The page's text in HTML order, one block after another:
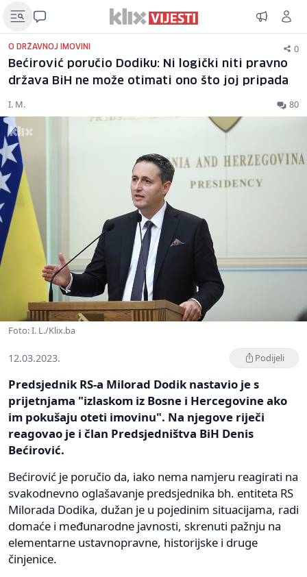
O DRŽAVNOJ IMOVINI 0
Bećirović poručio Dodiku: Ni logički niti pravno
država BiH ne može otimati ono što joj pripada
I. M. 80
Foto: I. L./Klix.ba
12.03.2023. Podijeli
Predsjednik RS-a Milorad Dodik nastavio je s
prijetnjama "izlaskom iz Bosne i Hercegovine ako
im pokušaju oteti imovinu". Na njegove riječi
reagovao je i član Predsjedništva BiH Denis
Bećirović.
Bećirović je poručio da, iako nema namjeru reagirati na
svakodnevno oglašavanje predsjednika bh. entiteta RS
Milorada Dodika, dužan je u pojedinim situacijama, radi
domaće i međunarodne javnosti, skrenuti pažnju na
elementarne ustavnopravne, historijske i druge
činjenice.